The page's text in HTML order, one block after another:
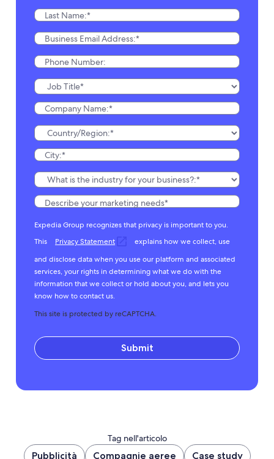
Expedia Group recognizes that privacy is important to you.
This
Privacy Statement
explains how we collect, use
and disclose data when you use our platform and associated
services, your rights in determining what we do with the
information that we collect or hold about you, and lets you
know how to contact us.
This site is protected by reCAPTCHA.
Submit
Tag nell'articolo
Pubblicità Compagnie aeree Case study